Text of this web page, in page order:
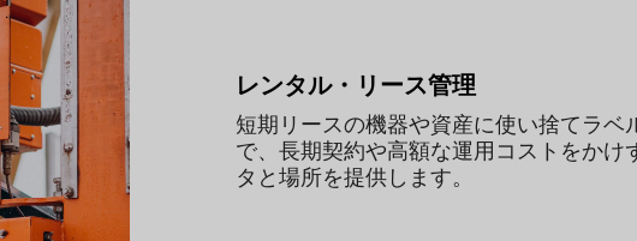
レンタル・リース管理
短期リースの機器や資産に使い捨てラベ
で、長期契約や高額な運用コストをかけ
タと場所を提供します。